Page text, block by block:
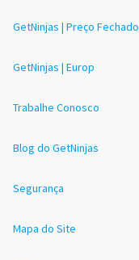
GetNinjas | Preço Fechado
GetNinjas | Europ
Trabalhe Conosco
Blog do GetNinjas
Segurança
Mapa do Site